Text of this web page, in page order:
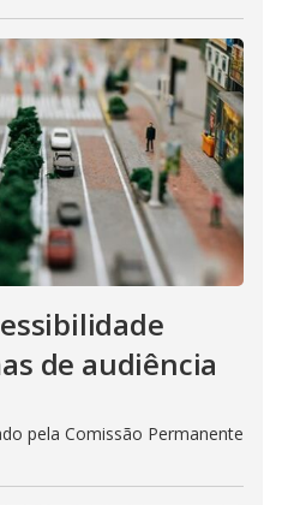
de audiência
pela Comissão Permanente